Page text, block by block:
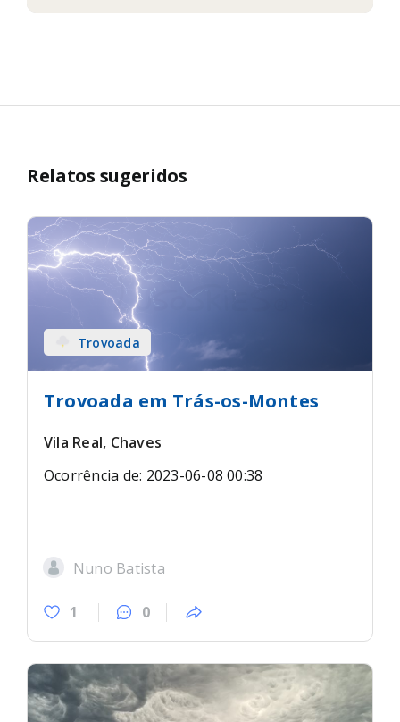
Relatos sugeridos
Trovoada
Trovoada em Trás-os-Montes
Vila Real, Chaves
Ocorrência de: 2023-06-08 00:38
Nuno Batista
1 0